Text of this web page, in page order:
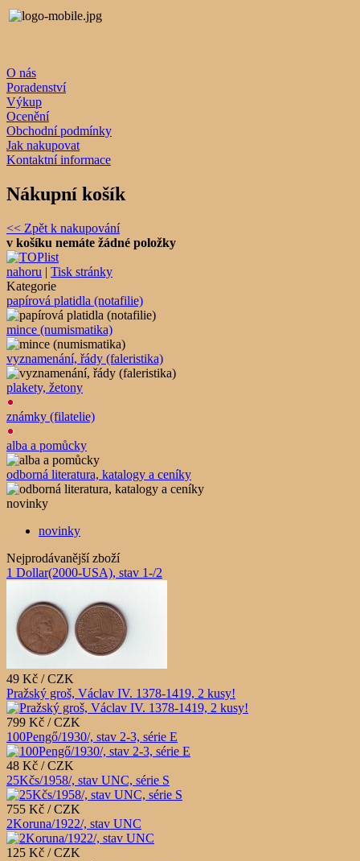
O nás
Poradenství
Výkup
Ocenění
Obchodní podmínky
Jak nakupovat
Kontaktní informace
Nákupní košík
<< Zpět k nakupování
v košíku nemáte žádné položky
nahoru | Tisk stránky
Kategorie
papírová platidla (notafilie)
mince (numismatika)
vyznamenání, řády (faleristika)
plakety, žetony
známky (filatelie)
alba a pomůcky
odborná literatura, katalogy a ceníky
novinky
novinky
Nejprodávanější zboží
1 Dollar(2000-USA), stav 1-/2
49 Kč / CZK
Pražský groš, Václav IV. 1378-1419, 2 kusy!
799 Kč / CZK
100Pengő/1930/, stav 2-3, série E
48 Kč / CZK
25Kčs/1958/, stav UNC, série S
755 Kč / CZK
2Koruna/1922/, stav UNC
125 Kč / CZK